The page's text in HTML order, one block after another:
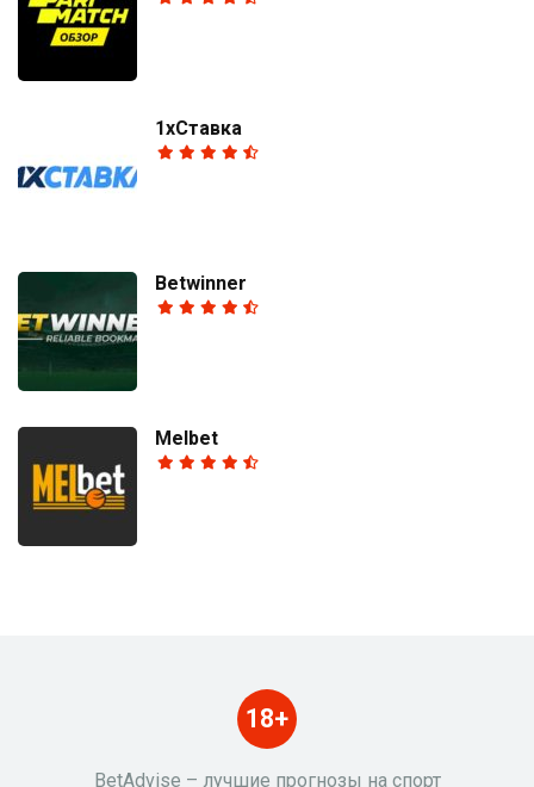
1хСтавка
Betwinner
Melbet
BetAdvise – лучшие прогнозы на спорт
18+